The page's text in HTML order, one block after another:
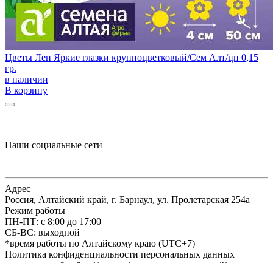
Цветы Лен Яркие глазки крупноцветковый/Сем Алт/цп 0,15
гр.
в наличии
В корзину
Наши социальные сети
Адрес
Россия, Алтайский край, г. Барнаул, ул. Пролетарская 254а
Режим работы
ПН-ПТ: с 8:00 до 17:00
СБ-ВС: выходной
*время работы по Алтайскому краю (UTC+7)
Политика конфиденциальности персональных данных